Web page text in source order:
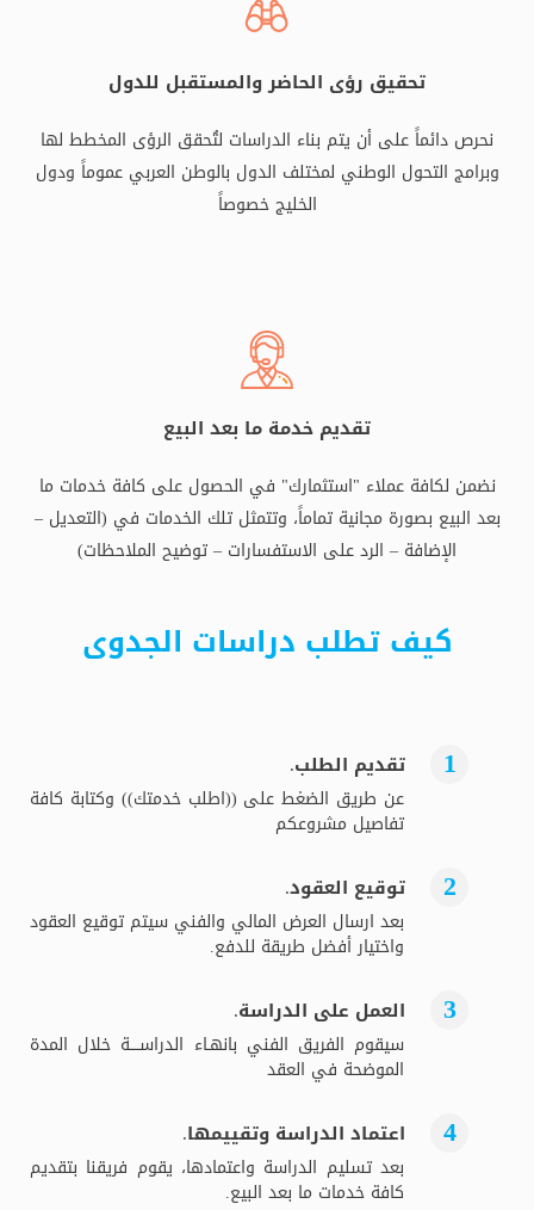
تحقيق رؤى الحاضر والمستقبل للدول
نحرص دائماً على أن يتم بناء الدراسات لتُحقق الرؤى المخطط لها
وبرامج التحول الوطني لمختلف الدول بالوطن العربي عموماً ودول
الخليج خصوصاً
تقديم خدمة ما بعد البيع
نضمن لكافة عملاء "استثمارك" في الحصول على كافة خدمات ما
بعد البيع بصورة مجانية تماماً، وتتمثل تلك الخدمات في (التعديل –
الإضافة – الرد على الاستفسارات – توضيح الملاحظات)
كيف تطلب دراسات الجدوى
تقديم الطلب.
عن طريق الضغط على ((اطلب خدمتك)) وكتابة كافة
تفاصيل مشروعكم
توقيع العقود.
بعد ارسال العرض المالي والفني سيتم توقيع العقود
واختيار أفضل طريقة للدفع.
العمل على الدراسة.
سيقوم الفريق الفني بانهـاء الدراســــة خلال المدة
الموضحة في العقد
اعتماد الدراسة وتقييمها.
بعد تسليم الدراسة واعتمادها، يقوم فريقنا بتقديم
كافة خدمات ما بعد البيع.